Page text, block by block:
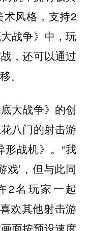
风格，支持2
战争》中，玩
，还可以通过
。
大战争》的创
八门的射击游
战机》。“我
戏’，但与此同
2名玩家一起
欢其他射击游